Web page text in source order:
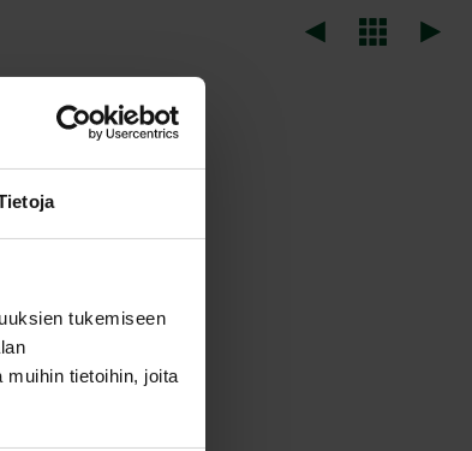
tukemiseen
tietoihin, joita
ja ohrasuurimot.
kaali.
n. 35 minuuttia.